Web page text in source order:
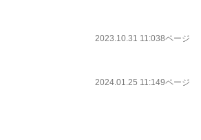
2023.10.31 11:038ページ
2024.01.25 11:149ページ